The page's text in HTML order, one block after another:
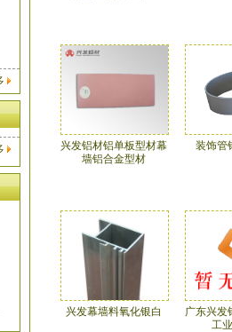
兴发铝材铝单板型材幕
墙铝合金型材
装饰管
兴发幕墙料氧化银白
广东兴发
工